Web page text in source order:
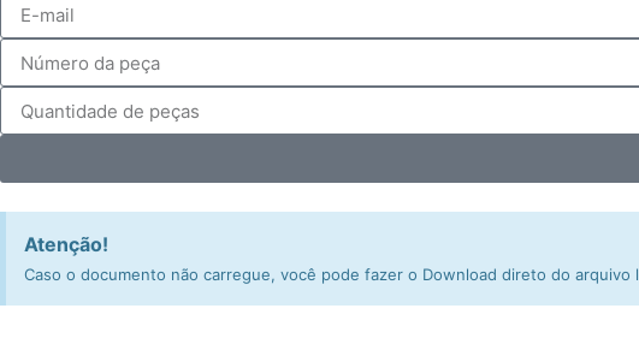
Atenção!
Caso o documento não carregue, você pode fazer o Download direto do arquivo